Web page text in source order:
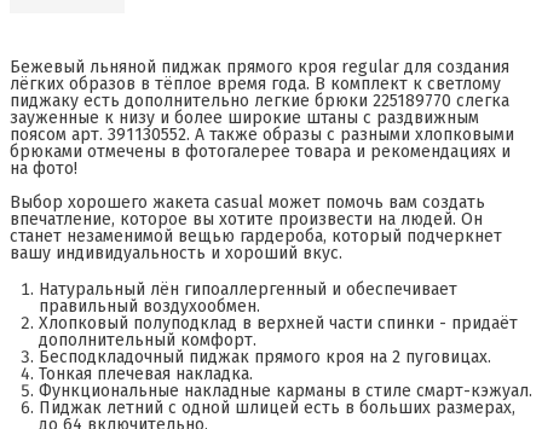
Бежевый льняной пиджак прямого кроя regular для создания
лёгких образов в тёплое время года. В комплект к светлому
пиджаку есть дополнительно легкие брюки 225189770 слегка
зауженные к низу и более широкие штаны с раздвижным
поясом арт. 391130552. А также образы с разными хлопковыми
брюками отмечены в фотогалерее товара и рекомендациях и
на фото!
Выбор хорошего жакета casual может помочь вам создать
впечатление, которое вы хотите произвести на людей. Он
станет незаменимой вещью гардероба, который подчеркнет
вашу индивидуальность и хороший вкус.
Натуральный лён гипоаллергенный и обеспечивает
правильный воздухообмен.
Хлопковый полуподклад в верхней части спинки - придаёт
дополнительный комфорт.
Бесподкладочный пиджак прямого кроя на 2 пуговицах.
Тонкая плечевая накладка.
Функциональные накладные карманы в стиле смарт-кэжуал.
Пиджак летний с одной шлицей есть в больших размерах,
до 64 включительно.